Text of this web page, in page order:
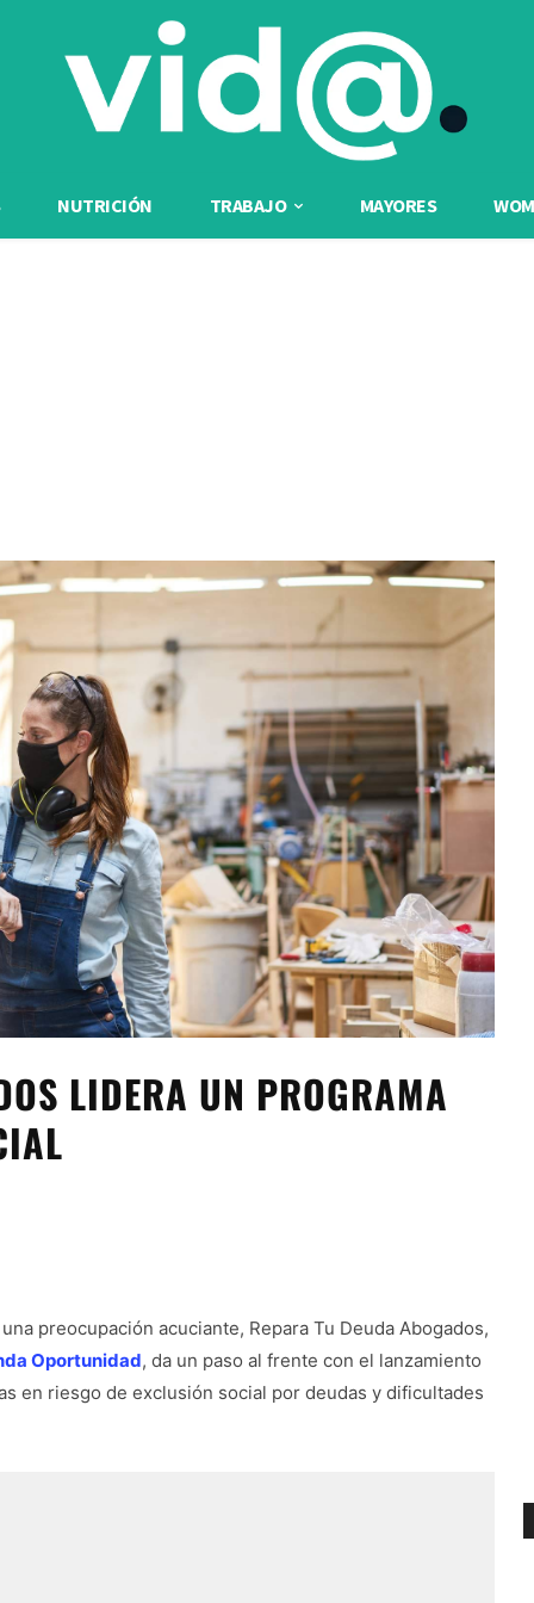
NUTRICIÓN TRABAJO MAYORES
LIDERA UN PROGRAMA
preocupación acuciante, Repara Tu Deuda Abogados,
Oportunidad, da un paso al frente con el lanzamiento
en riesgo de exclusión social por deudas y dificultades